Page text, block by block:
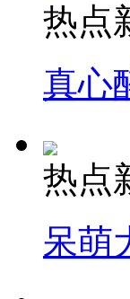
热点
真心
热点
呆萌